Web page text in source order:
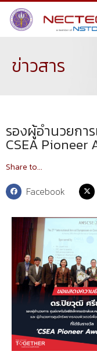
ข่าวสาร
รองผู้อำนวยกา
CSEA Pioneer
Share to...
Facebook